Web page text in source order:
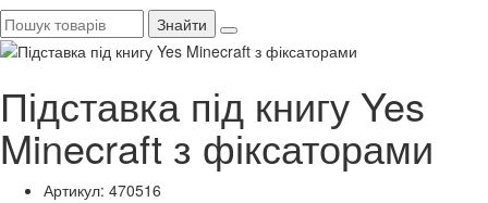
Знайти
Підставка під книгу Yes
Minecraft з фіксаторами
Артикул: 470516